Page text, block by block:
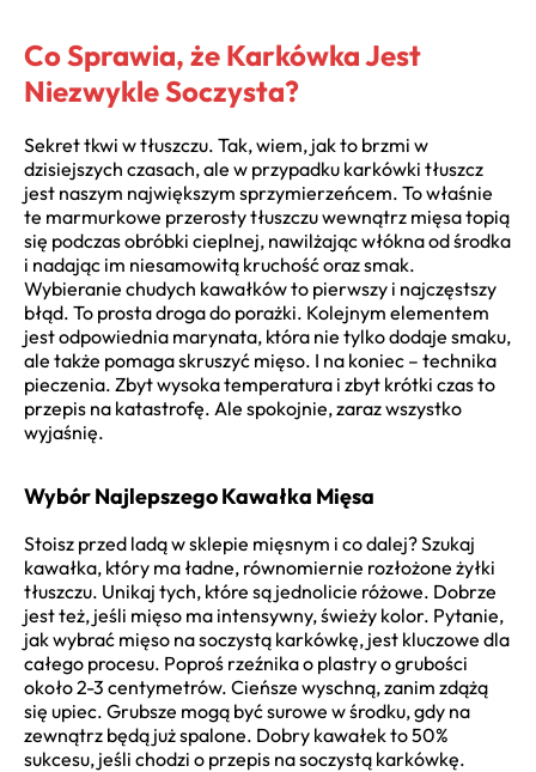
Co Sprawia, że Karkówka Jest
Niezwykle Soczysta?
Sekret tkwi w tłuszczu. Tak, wiem, jak to brzmi w
dzisiejszych czasach, ale w przypadku karkówki tłuszcz
jest naszym największym sprzymierzeńcem. To właśnie
te marmurkowe przerosty tłuszczu wewnątrz mięsa topią
się podczas obróbki cieplnej, nawilżając włókna od środka
i nadając im niesamowitą kruchość oraz smak.
Wybieranie chudych kawałków to pierwszy i najczęstszy
błąd. To prosta droga do porażki. Kolejnym elementem
jest odpowiednia marynata, która nie tylko dodaje smaku,
ale także pomaga skruszyć mięso. I na koniec – technika
pieczenia. Zbyt wysoka temperatura i zbyt krótki czas to
przepis na katastrofę. Ale spokojnie, zaraz wszystko
wyjaśnię.
Wybór Najlepszego Kawałka Mięsa
Stoisz przed ladą w sklepie mięsnym i co dalej? Szukaj
kawałka, który ma ładne, równomiernie rozłożone żyłki
tłuszczu. Unikaj tych, które są jednolicie różowe. Dobrze
jest też, jeśli mięso ma intensywny, świeży kolor. Pytanie,
jak wybrać mięso na soczystą karkówkę, jest kluczowe dla
całego procesu. Poproś rzeźnika o plastry o grubości
około 2-3 centymetrów. Cieńsze wyschną, zanim zdążą
się upiec. Grubsze mogą być surowe w środku, gdy na
zewnątrz będą już spalone. Dobry kawałek to 50%
sukcesu, jeśli chodzi o przepis na soczystą karkówkę.